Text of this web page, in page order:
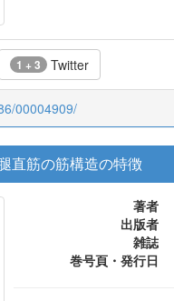
1 + 3 Twitter
00004909/
直筋の筋構造の特徴
著者
出版者
雑誌
巻号頁・発行日